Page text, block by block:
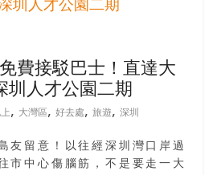
費接駁巴士！直達大
圳人才公園二期
, 大灣區,好去處,旅遊,深圳
友留意！以往經深圳灣口岸過
市中心傷腦筋，不是要走一大